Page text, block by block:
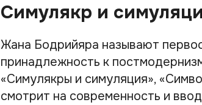
Симулякр и
Жана Бодрийяра называют
принадлежность к
«Симулякры и симуляция»,
смотрит на современность и